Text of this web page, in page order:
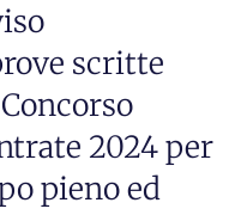
scritte
2024 per
pieno ed